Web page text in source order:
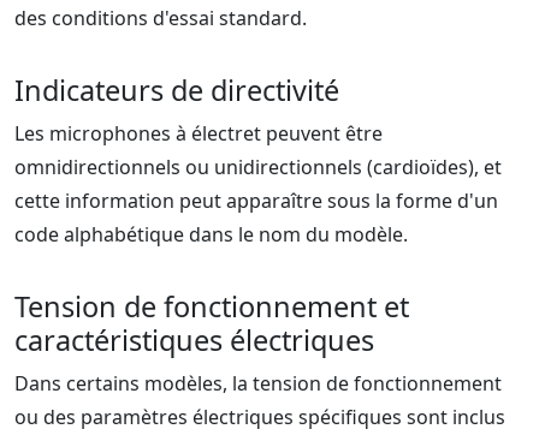
des conditions d'essai standard.
Indicateurs de directivité
Les microphones à électret peuvent être
omnidirectionnels ou unidirectionnels (cardioïdes), et
cette information peut apparaître sous la forme d'un
code alphabétique dans le nom du modèle.
Tension de fonctionnement et
caractéristiques électriques
Dans certains modèles, la tension de fonctionnement
ou des paramètres électriques spécifiques sont inclus